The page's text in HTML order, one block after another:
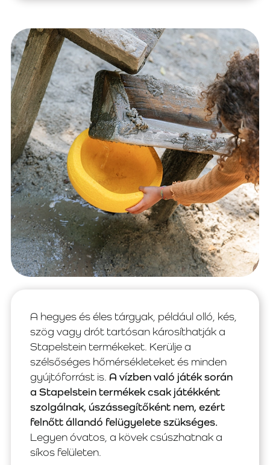
A hegyes és éles tárgyak, például olló, kés,
szög vagy drót tartósan károsíthatják a
Stapelstein termékeket. Kerülje a
szélsőséges hőmérsékleteket és minden
gyújtóforrást is. A vízben való játék során
a Stapelstein termékek csak játékként
szolgálnak, úszássegítőként nem, ezért
felnőtt állandó felügyelete szükséges.
Legyen óvatos, a kövek csúszhatnak a
síkos felületen.